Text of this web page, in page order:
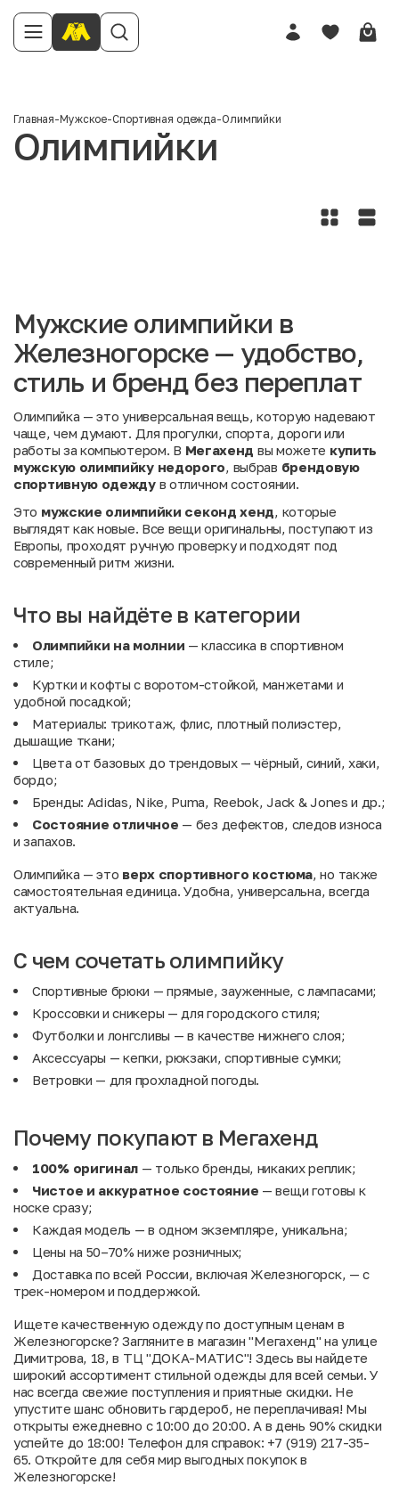
Главная-Мужское-Спортивная одежда-Олимпийки
Олимпийки
Мужские олимпийки в
Железногорске — удобство,
стиль и бренд без переплат
Олимпийка — это универсальная вещь, которую надевают
чаще, чем думают. Для прогулки, спорта, дороги или
работы за компьютером. В Мегахенд вы можете купить
мужскую олимпийку недорого, выбрав брендовую
спортивную одеждув отличном состоянии.
Это мужские олимпийки секонд хенд, которые
выглядят как новые. Все вещи оригинальны, поступают из
Европы, проходят ручную проверку и подходят под
современный ритм жизни.
Что вы найдёте в категории
Олимпийки на молнии — классика в спортивном
стиле;
Куртки и кофты с воротом-стойкой, манжетами и
удобной посадкой;
Материалы: трикотаж, флис, плотный полиэстер,
дышащие ткани;
Цвета от базовых до трендовых — чёрный, синий, хаки,
бордо;
Бренды: Adidas, Nike, Puma, Reebok, Jack & Jones и др.;
Состояние отличное — без дефектов, следов износа
и запахов.
Олимпийка — это верх спортивного костюма, но также
самостоятельная единица. Удобна, универсальна, всегда
актуальна.
С чем сочетать олимпийку
Спортивные брюки — прямые, зауженные, с лампасами;
Кроссовки и сникеры — для городского стиля;
Футболки и лонгсливы — в качестве нижнего слоя;
Аксессуары — кепки, рюкзаки, спортивные сумки;
Ветровки — для прохладной погоды.
Почему покупают в Мегахенд
100% оригинал — только бренды, никаких реплик;
Чистое и аккуратное состояние — вещи готовы к
носке сразу;
Каждая модель — в одном экземпляре, уникальна;
Цены на 50–70% ниже розничных;
Доставка по всей России, включая Железногорск, — с
трек-номером и поддержкой.
Ищете качественную одежду по доступным ценам в
Железногорске? Загляните в магазин "Мегахенд" на улице
Димитрова, 18, в ТЦ "ДОКА-МАТИС"! Здесь вы найдете
широкий ассортимент стильной одежды для всей семьи. У
нас всегда свежие поступления и приятные скидки. Не
упустите шанс обновить гардероб, не переплачивая! Мы
открыты ежедневно с 10:00 до 20:00. А в день 90% скидки
успейте до 18:00! Телефон для справок: +7 (919) 217-35-
65. Откройте для себя мир выгодных покупок в
Железногорске!